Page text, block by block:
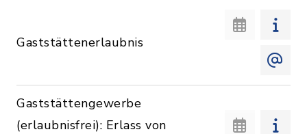
Gaststättenerlaubnis
Gaststättengewerbe
(erlaubnisfrei): Erlass von